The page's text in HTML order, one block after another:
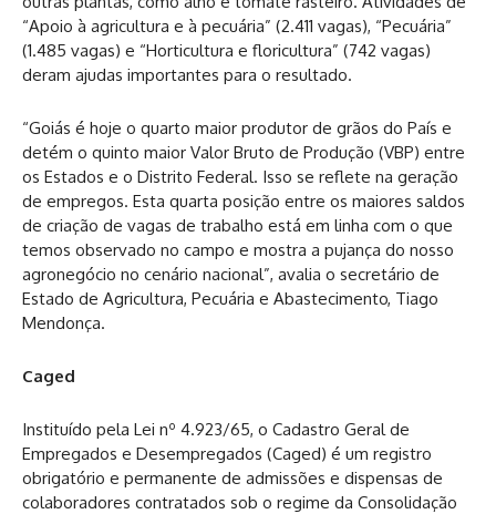
“Apoio à agricultura e à pecuária” (2.411 vagas), “Pecuária”
(1.485 vagas) e “Horticultura e floricultura” (742 vagas)
deram ajudas importantes para o resultado.
“Goiás é hoje o quarto maior produtor de grãos do País e
detém o quinto maior Valor Bruto de Produção (VBP) entre
os Estados e o Distrito Federal. Isso se reflete na geração
de empregos. Esta quarta posição entre os maiores saldos
de criação de vagas de trabalho está em linha com o que
temos observado no campo e mostra a pujança do nosso
agronegócio no cenário nacional”, avalia o secretário de
Estado de Agricultura, Pecuária e Abastecimento, Tiago
Mendonça.
Caged
Instituído pela Lei nº 4.923/65, o Cadastro Geral de
Empregados e Desempregados (Caged) é um registro
obrigatório e permanente de admissões e dispensas de
colaboradores contratados sob o regime da Consolidação